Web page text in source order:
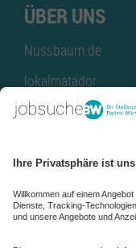
ÜBER UNS
Nussbaum.de
lokalmatador
kaufinBW
NussbaumID
Nussbaum Medien